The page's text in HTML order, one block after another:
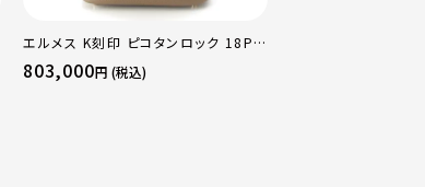
エルメス K刻印 ピコタンロック 18PM
トリヨン ハンドバッグ ゴールド金具 エ
トゥープ
803,000円 (税込)